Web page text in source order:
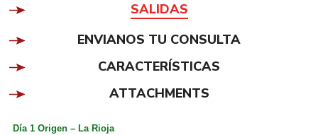
SALIDAS
ENVIANOS TU CONSULTA
CARACTERÍSTICAS
ATTACHMENTS
Día 1 Origen – La Rioja